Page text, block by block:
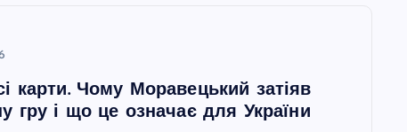
карти. Чому Моравецький затіяв
гру і що це означає для України